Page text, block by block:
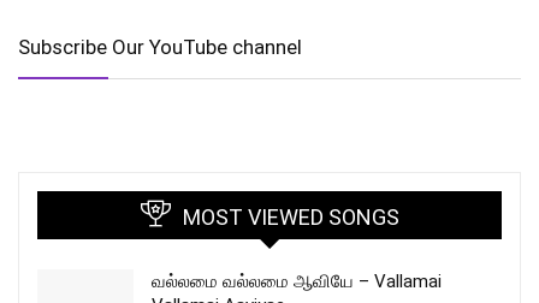
Subscribe Our YouTube channel
MOST VIEWED SONGS
வல்லமை வல்லமை ஆவியே – Vallamai